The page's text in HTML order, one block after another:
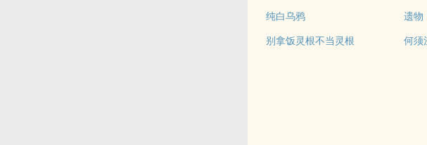
纯白乌鸦 遗物
别拿饭灵根不当灵根
何须